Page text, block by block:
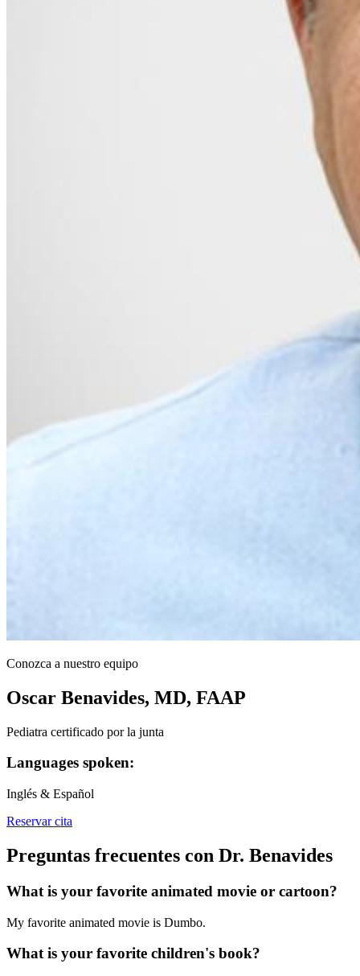
Conozca a nuestro equipo
Oscar Benavides, MD, FAAP
Pediatra certificado por la junta
Languages spoken:
Inglés & Español
Reservar cita
Preguntas frecuentes con Dr. Benavides
What is your favorite animated movie or cartoon?
My favorite animated movie is Dumbo.
What is your favorite children's book?